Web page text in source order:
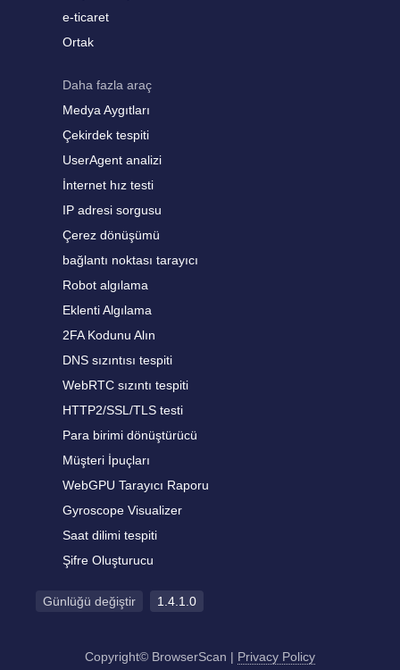
e-ticaret
Ortak
Daha fazla araç
Medya Aygıtları
Çekirdek tespiti
UserAgent analizi
İnternet hız testi
IP adresi sorgusu
Çerez dönüşümü
bağlantı noktası tarayıcı
Robot algılama
Eklenti Algılama
2FA Kodunu Alın
DNS sızıntısı tespiti
WebRTC sızıntı tespiti
HTTP2/SSL/TLS testi
Para birimi dönüştürücü
Müşteri İpuçları
WebGPU Tarayıcı Raporu
Gyroscope Visualizer
Saat dilimi tespiti
Şifre Oluşturucu
Günlüğü değiştir 1.4.1.0
Copyright© BrowserScan | Privacy Policy